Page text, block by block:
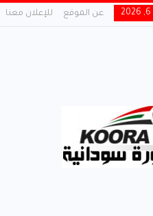
عن الموقع للإعلان معنا